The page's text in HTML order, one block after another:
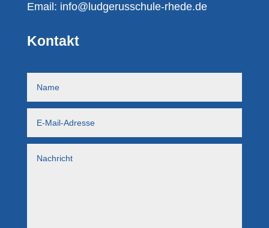
Email: info@ludgerusschule-rhede.de
Kontakt